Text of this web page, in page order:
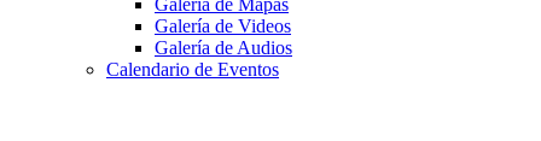
Galería de Videos
Galería de Audios
Calendario de Eventos